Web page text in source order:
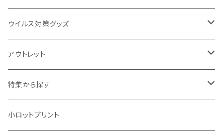
IDケース、パスケース、コインケース
デスク周辺
USBケーブル・ハブ
イヤホン・ヘッドフォン
マウスパッド
モバイル周辺グッズ
ウイルス対策グッズ
除菌グッズ
パーテーション
マスク・フェイスシールド
アウトレット
アウトレット
ドリンクフェア
特集から探す
エンタメグッズ・イベント会場物販品
小ロットプリント